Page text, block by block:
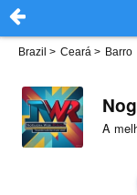
Brazil > Ceará > Barro
A